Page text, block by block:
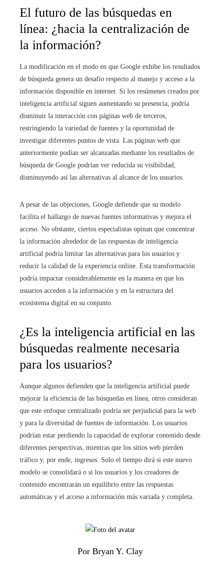
El futuro de las búsquedas en
línea: ¿hacia la centralización de
la información?
La modificación en el modo en que Google exhibe los resultados
de búsqueda genera un desafío respecto al manejo y acceso a la
información disponible en internet. Si los resúmenes creados por
inteligencia artificial siguen aumentando su presencia, podría
disminuir la interacción con páginas web de terceros,
restringiendo la variedad de fuentes y la oportunidad de
investigar diferentes puntos de vista. Las páginas web que
anteriormente podían ser alcanzadas mediante los resultados de
búsqueda de Google podrían ver reducida su visibilidad,
disminuyendo así las alternativas al alcance de los usuarios.
A pesar de las objeciones, Google defiende que su modelo
facilita el hallazgo de nuevas fuentes informativas y mejora el
acceso. No obstante, ciertos especialistas opinan que concentrar
la información alrededor de las respuestas de inteligencia
artificial podría limitar las alternativas para los usuarios y
reducir la calidad de la experiencia online. Esta transformación
podría impactar considerablemente en la manera en que los
usuarios acceden a la información y en la estructura del
ecosistema digital en su conjunto.
¿Es la inteligencia artificial en las
búsquedas realmente necesaria
para los usuarios?
Aunque algunos defienden que la inteligencia artificial puede
mejorar la eficiencia de las búsquedas en línea, otros consideran
que este enfoque centralizado podría ser perjudicial para la web
y para la diversidad de fuentes de información. Los usuarios
podrían estar perdiendo la capacidad de explorar contenido desde
diferentes perspectivas, mientras que los sitios web pierden
tráfico y, por ende, ingresos. Solo el tiempo dirá si este nuevo
modelo se consolidará o si los usuarios y los creadores de
contenido encontrarán un equilibrio entre las respuestas
automáticas y el acceso a información más variada y completa.
Por Bryan Y. Clay